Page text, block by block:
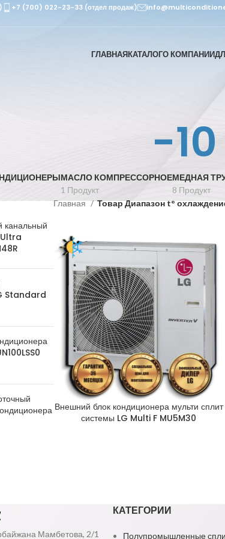
+7 (700) 022-23-33 (отдел продаж)
ГЛАВНАЯКАТАЛОГО КОМПАНИИ
-
МАСЛО КОМПРЕССОРНОЕ
1 Продукт
МЕДНАЯ
8 Продукт
канальный
Ultra
Standard
Главная Товар Диапазон t°
Внешний блок кондиционера мульти сплит
системы LG Multi F MU5M30
Мамбетова, 2/1
КАТЕГОРИИ
Полупромышленные